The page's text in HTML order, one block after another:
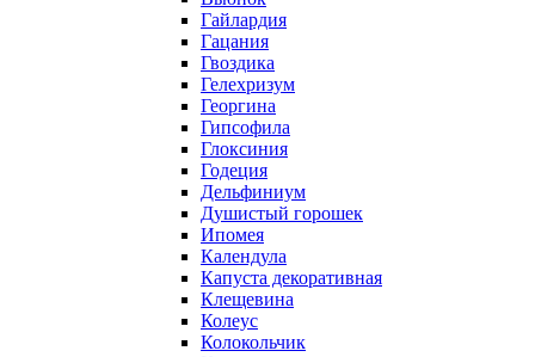
Гайлардия
Гацания
Гвоздика
Гелехризум
Георгина
Гипсофила
Глоксиния
Годеция
Дельфиниум
Душистый горошек
Ипомея
Календула
Капуста декоративная
Клещевина
Колеус
Колокольчик